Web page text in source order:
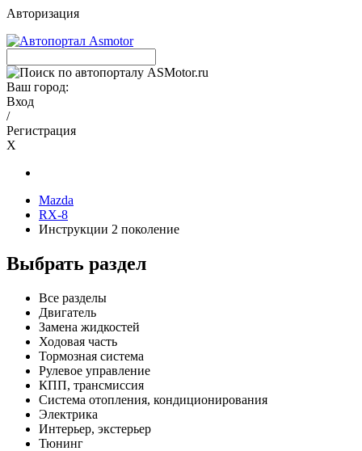
Авторизация
Ваш город:
Вход
/
Регистрация
X
Mazda
RX-8
Инструкции 2 поколение
Выбрать раздел
Все разделы
Двигатель
Замена жидкостей
Ходовая часть
Тормозная система
Рулевое управление
КПП, трансмиссия
Система отопления, кондиционирования
Электрика
Интерьер, экстерьер
Тюнинг